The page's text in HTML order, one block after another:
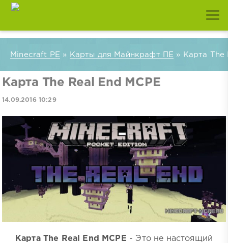
Minecraft PE » Карты для Майнкрафт ПЕ » Карта The
Карта The Real End MCPE
14.09.2016 10:29
Карта The Real End MCPE - Это не настоящий